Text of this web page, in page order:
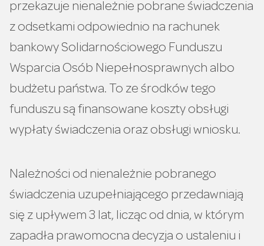
przekazuje nienależnie pobrane świadczenia
z odsetkami odpowiednio na rachunek
bankowy Solidarnościowego Funduszu
Wsparcia Osób Niepełnosprawnych albo
budżetu państwa. To ze środków tego
funduszu są finansowane koszty obsługi
wypłaty świadczenia oraz obsługi wniosku.
Należności od nienależnie pobranego
świadczenia uzupełniającego przedawniają
się z upływem 3 lat, licząc od dnia, w którym
zapadła prawomocna decyzja o ustaleniu i